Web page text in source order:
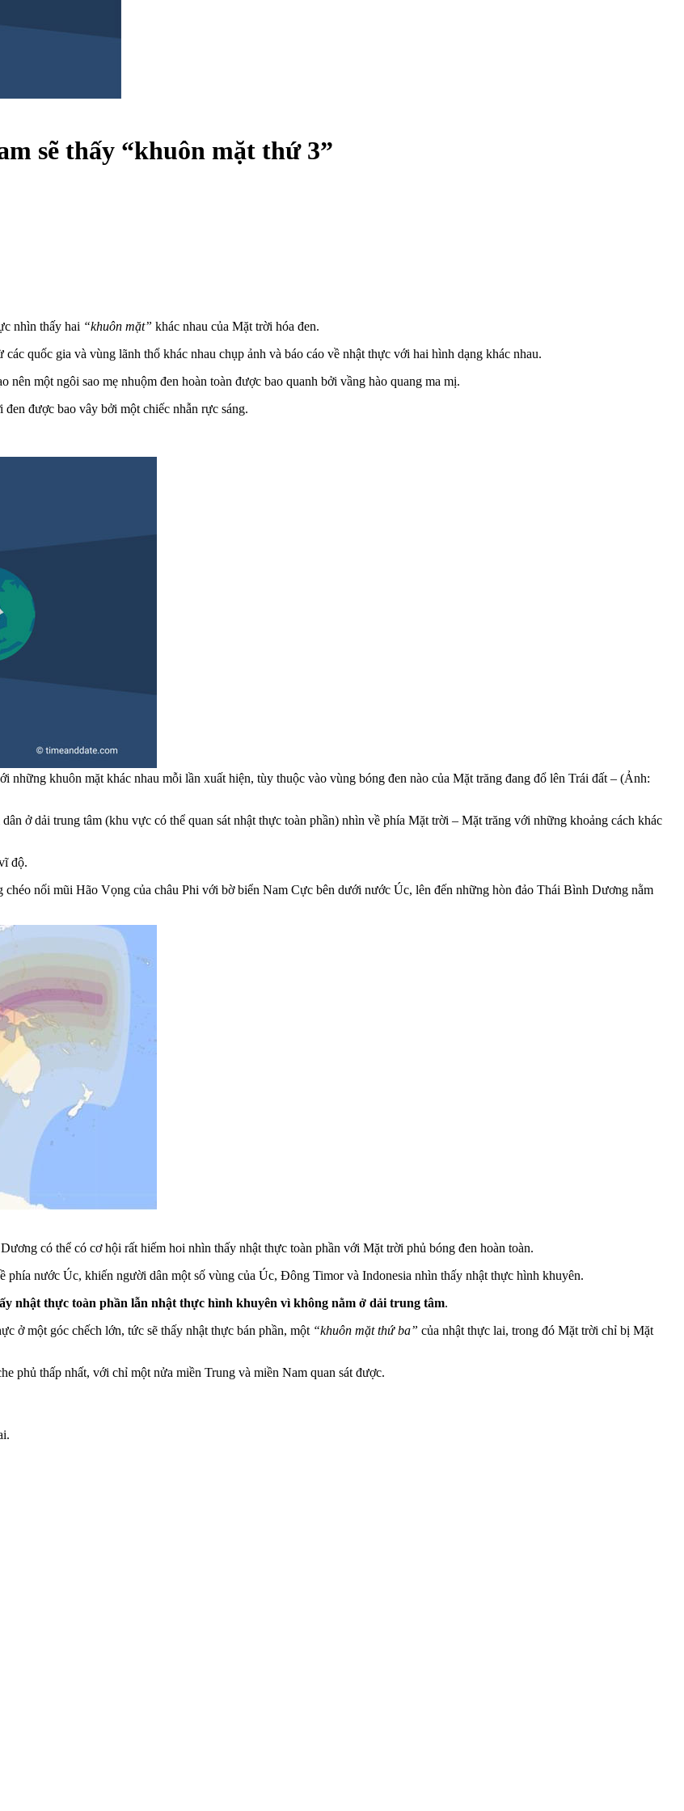
sẽ thấy “khuôn mặt thứ 3”
nhìn thấy hai “khuôn mặt” khác nhau của Mặt trời hóa đen.
quốc gia và vùng lãnh thổ khác nhau chụp ảnh và báo cáo về nhật thực với hai hình dạng khác nhau.
nên một ngôi sao mẹ nhuộm đen hoàn toàn được bao quanh bởi vầng hào quang ma mị.
đen được bao vây bởi một chiếc nhẫn rực sáng.
những khuôn mặt khác nhau mỗi lần xuất hiện, tùy thuộc vào vùng bóng đen nào của Mặt trăng đang đổ lên Trái đất – (Ảnh:
ở dải trung tâm (khu vực có thể quan sát nhật thực toàn phần) nhìn về phía Mặt trời – Mặt trăng với những khoảng cách khác
độ.
nối mũi Hão Vọng của châu Phi với bờ biển Nam Cực bên dưới nước Úc, lên đến những hòn đảo Thái Bình Dương nằm
có thể có cơ hội rất hiếm hoi nhìn thấy nhật thực toàn phần với Mặt trời phủ bóng đen hoàn toàn.
phía nước Úc, khiến người dân một số vùng của Úc, Đông Timor và Indonesia nhìn thấy nhật thực hình khuyên.
nhật thực toàn phần lẫn nhật thực hình khuyên vì không nằm ở dải trung tâm.
ở một góc chếch lớn, tức sẽ thấy nhật thực bán phần, một “khuôn mặt thứ ba” của nhật thực lai, trong đó Mặt trời chỉ bị Mặt
phủ thấp nhất, với chỉ một nửa miền Trung và miền Nam quan sát được.